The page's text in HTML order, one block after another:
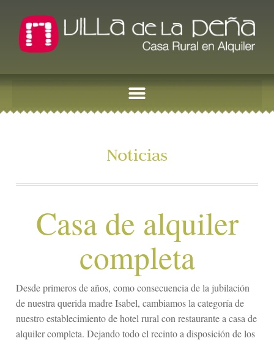
Noticias
Casa de alquiler
completa
Desde primeros de años, como consecuencia de la jubilación
de nuestra querida madre Isabel, cambiamos la categoría de
nuestro establecimiento de hotel rural con restaurante a casa de
alquiler completa. Dejando todo el recinto a disposición de los